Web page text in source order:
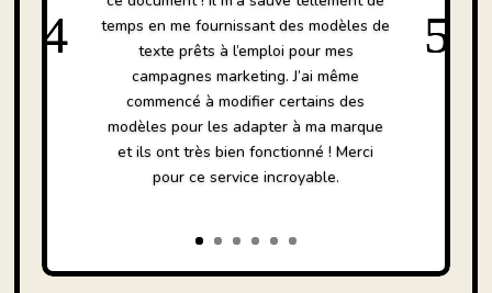
temps en me fournissant des modèles de
texte prêts à l’emploi pour mes
campagnes marketing. J’ai même
commencé à modifier certains des
modèles pour les adapter à ma marque
et ils ont très bien fonctionné ! Merci
pour ce service incroyable.